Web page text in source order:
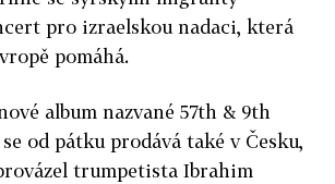
pro izraelskou nadaci, která
pomáhá.
album nazvané 57th & 9th
od pátku prodává také v Česku,
trumpetista Ibrahim